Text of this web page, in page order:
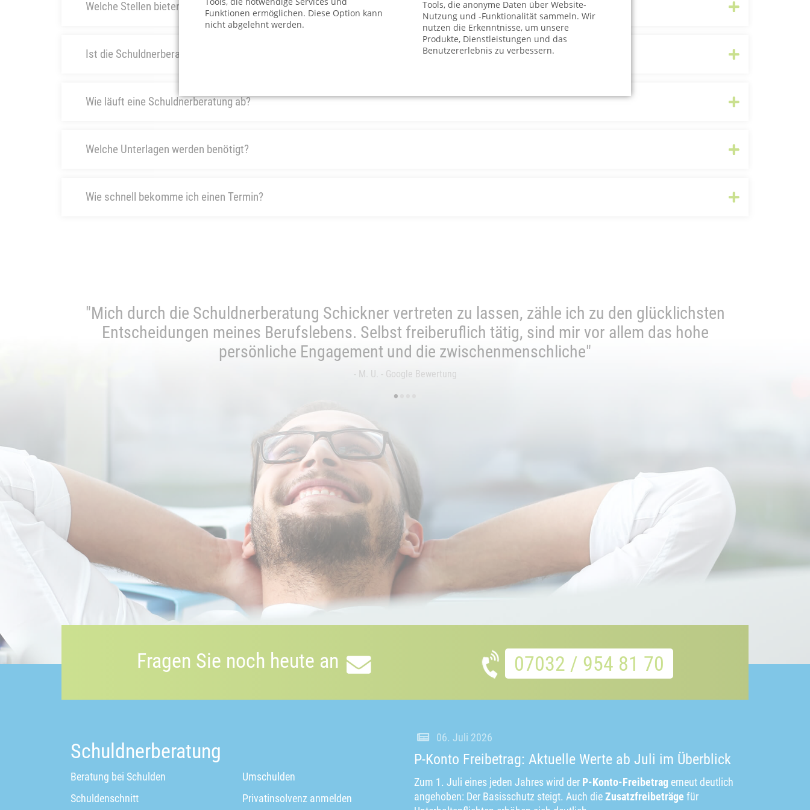
Welche Stellen bieten Schuldnerberatung in Reutlingen an?
Ist die Schuldnerberatung kostenlos?
Wie läuft eine Schuldnerberatung ab?
Welche Unterlagen werden benötigt?
Wie schnell bekomme ich einen Termin?
"Mich durch die Schuldnerberatung Schickner vertreten zu lassen, zähle ich zu den glücklichsten
Entscheidungen meines Berufslebens. Selbst freiberuflich tätig, sind mir vor allem das hohe
persönliche Engagement und die zwischenmenschliche"
- M. U. - Google Bewertung
•
Fragen Sie noch heute an 07032 / 954 81 70
Schuldnerberatung
Beratung bei Schulden
Schuldenschnitt
Umschulden
Privatinsolvenz anmelden
06. Juli 2026
P-Konto Freibetrag: Aktuelle Werte ab Juli im Überblick
Zum 1. Juli eines jeden Jahres wird der P-Konto-Freibetrag erneut deutlich
angehoben: Der Basisschutz steigt. Auch dieZusatzfreibeträge für
Funktionen ermöglichen. Diese Option kann
nicht abgelehnt werden.
Tools, die anonyme Daten über Website-
Nutzung und -Funktionalität sammeln. Wir
nutzen die Erkenntnisse, um unsere
Produkte, Dienstleistungen und das
Benutzererlebnis zu verbessern.